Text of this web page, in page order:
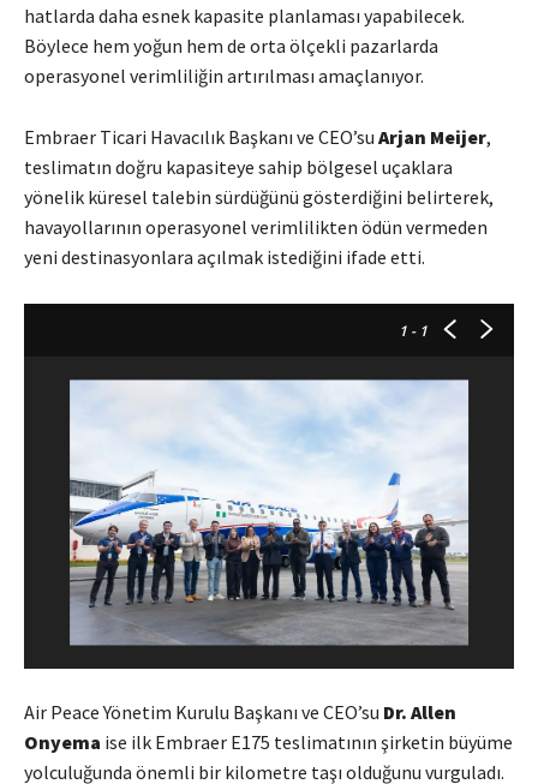
hatlarda daha esnek kapasite planlaması yapabilecek.
Böylece hem yoğun hem de orta ölçekli pazarlarda
operasyonel verimliliğin artırılması amaçlanıyor.
Embraer Ticari Havacılık Başkanı ve CEO’su Arjan Meijer,
teslimatın doğru kapasiteye sahip bölgesel uçaklara
yönelik küresel talebin sürdüğünü gösterdiğini belirterek,
havayollarının operasyonel verimlilikten ödün vermeden
yeni destinasyonlara açılmak istediğini ifade etti.
1 - 1
Air Peace Yönetim Kurulu Başkanı ve CEO’su Dr. Allen
Onyema ise ilk Embraer E175 teslimatının şirketin büyüme
yolculuğunda önemli bir kilometre taşı olduğunu vurguladı.